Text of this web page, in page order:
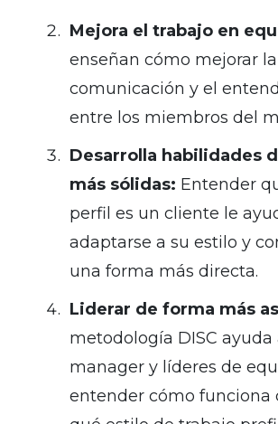
Mejora el trabajo en
enseñan cómo mejorar la
comunicación y el
entre los miembros del
Desarrolla habilidades
más sólidas: Entender
perfil es un cliente le
adaptarse a su estilo y
una forma más directa.
Liderar de forma más
metodología DISC ayuda
manager y líderes de
entender cómo funciona